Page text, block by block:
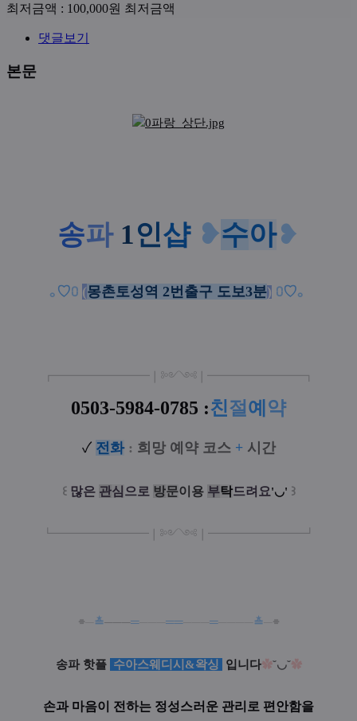
최저금액 : 100,000원 최저금액
댓글보기
본문
송파 1인샵 ❥수아❥
｡ ♡⩇ (몽촌토성역 2번출구 도보3분) ⩇♡｡
┏━━━━━━━━ ❘༻༺❘ ━━━━━━━━┓
0503-5984-0785 :친절 예 약
✓ 전화 : 희망 예약 코스 + 시간
꒰ 많은 관심 으로 방문이 용 부탁드려요'◡' ꒱
┗━━━━━━━━ ❘༻༺❘ ━━━━━━━━┛
⌯ ≛───═─── ══─── ═──── ≛ ⌯
송파 핫플 수아스웨디시&왁싱 입니다✿˘◡˘✿
손과 마음이 전하는 정성스러운 관리로 편안함을